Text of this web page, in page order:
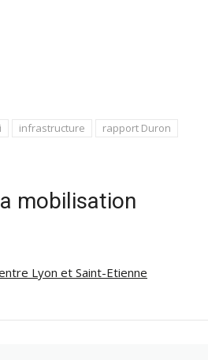
infrastructure
rapport Duron
mobilisation
Lyon et Saint-Etienne